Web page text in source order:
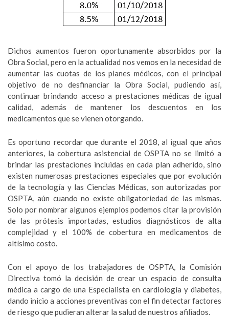
Dichos aumentos fueron oportunamente absorbidos por la
Obra Social, pero en la actualidad nos vemos en la necesidad de
aumentar las cuotas de los planes médicos, con el principal
objetivo de no desfinanciar la Obra Social, pudiendo así,
continuar brindando acceso a prestaciones médicas de igual
calidad, además de mantener los descuentos en los
medicamentos que se vienen otorgando.
Es oportuno recordar que durante el 2018, al igual que años
anteriores, la cobertura asistencial de OSPTA no se limitó a
brindar las prestaciones incluidas en cada plan adherido, sino
existen numerosas prestaciones especiales que por evolución
de la tecnología y las Ciencias Médicas, son autorizadas por
OSPTA, aún cuando no existe obligatoriedad de las mismas.
Solo por nombrar algunos ejemplos podemos citar la provisión
de las prótesis importadas, estudios diagnósticos de alta
complejidad y el 100% de cobertura en medicamentos de
altísimo costo.
Con el apoyo de los trabajadores de OSPTA, la Comisión
Directiva tomó la decisión de crear un espacio de consulta
médica a cargo de una Especialista en cardiología y diabetes,
dando inicio a acciones preventivas con el fin detectar factores
de riesgo que pudieran alterar la salud de nuestros afiliados.